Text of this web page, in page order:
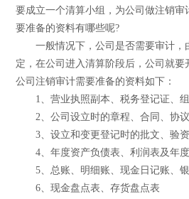
要成立一个清算小组，为公司做注销审
要准备的资料有哪些呢?
一般情况下，公司是否需要审计，
定，在公司进入清算阶段后，公司就要
公司注销审计需要准备的资料如下：
1、营业执照副本、税务登记证、组
2、公司设立时的章程、合同、协议
3、设立和变更登记时的批文、验
4、年度资产负债表、利润表及年度
5、总账、明细账、现金日记账、银
6、现金盘点表、存货盘点表